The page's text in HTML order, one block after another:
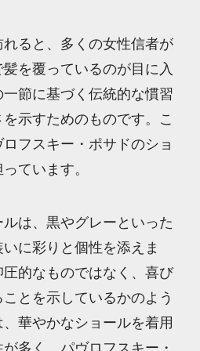
ると、多くの女性信者が
を覆っているのが目に入
節に基づく伝統的な慣習
示すためのものです。こ
フスキー・ポサドのショ
ています。
は、黒やグレーといった
に彩りと個性を添えま
的なものではなく、喜び
とを示しているかのよう
華やかなショールを着用